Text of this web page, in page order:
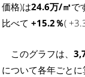
価格)は24.6万/㎡で
比べて +15.2％(
このグラフは、
について各年ごと